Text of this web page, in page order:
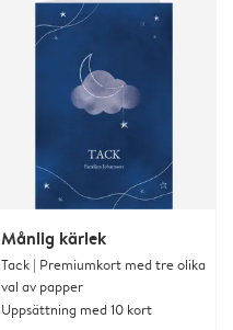
Månlig kärlek
Tack | Premiumkort med tre olika
val av papper
Uppsättning med 10 kort